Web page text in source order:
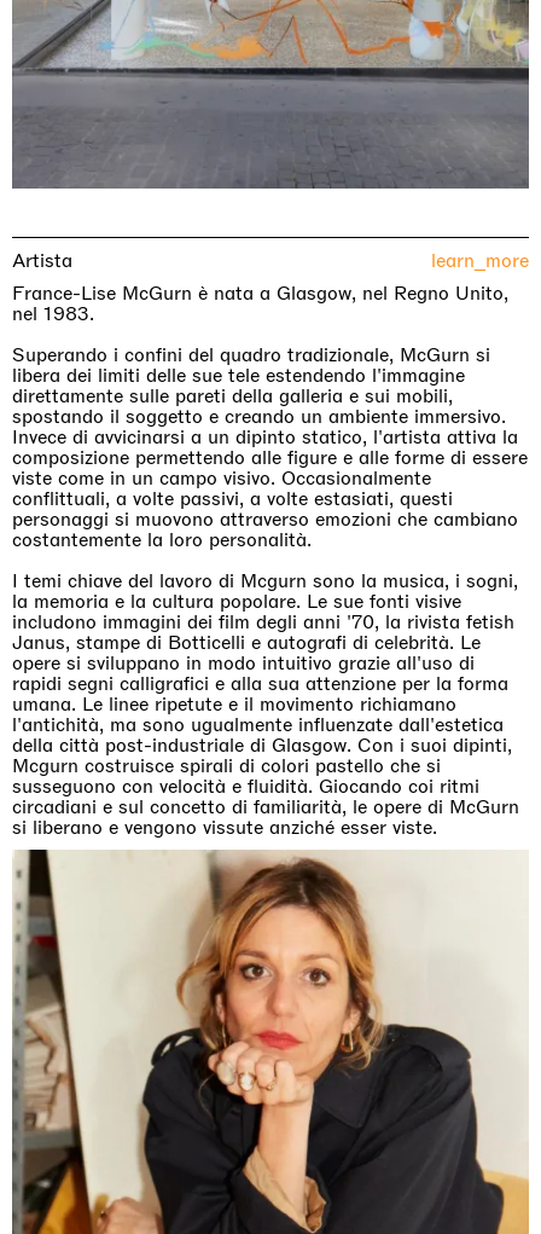
Artista learn_more
France-Lise McGurn è nata a Glasgow, nel Regno Unito,
nel 1983.
Superando i confini del quadro tradizionale, McGurn si
libera dei limiti delle sue tele estendendo l'immagine
direttamente sulle pareti della galleria e sui mobili,
spostando il soggetto e creando un ambiente immersivo.
Invece di avvicinarsi a un dipinto statico, l'artista attiva la
composizione permettendo alle figure e alle forme di essere
viste come in un campo visivo. Occasionalmente
conflittuali, a volte passivi, a volte estasiati, questi
personaggi si muovono attraverso emozioni che cambiano
costantemente la loro personalità.
I temi chiave del lavoro di Mcgurn sono la musica, i sogni,
la memoria e la cultura popolare. Le sue fonti visive
includono immagini dei film degli anni '70, la rivista fetish
Janus, stampe di Botticelli e autografi di celebrità. Le
opere si sviluppano in modo intuitivo grazie all'uso di
rapidi segni calligrafici e alla sua attenzione per la forma
umana. Le linee ripetute e il movimento richiamano
l'antichità, ma sono ugualmente influenzate dall'estetica
della città post-industriale di Glasgow. Con i suoi dipinti,
Mcgurn costruisce spirali di colori pastello che si
susseguono con velocità e fluidità. Giocando coi ritmi
circadiani e sul concetto di familiarità, le opere di McGurn
si liberano e vengono vissute anziché esser viste.